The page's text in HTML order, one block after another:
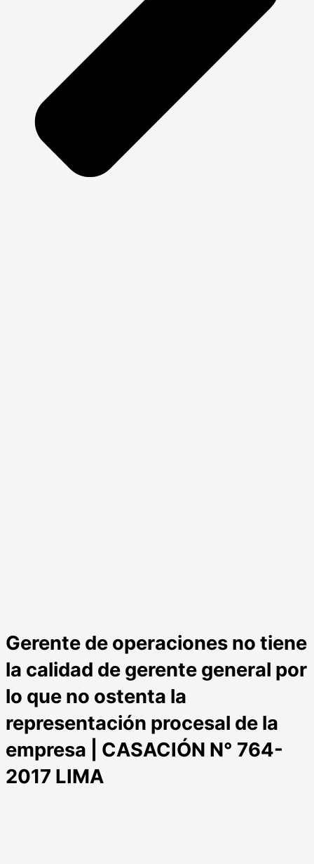
Gerente de operaciones no tiene
la calidad de gerente general por
lo que no ostenta la
representación procesal de la
empresa | CASACIÓN N° 764-
2017 LIMA